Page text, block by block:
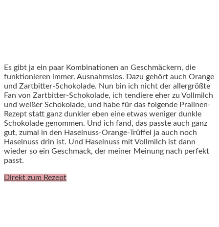
Es gibt ja ein paar Kombinationen an Geschmäckern, die
funktionieren immer. Ausnahmslos. Dazu gehört auch Orange
und Zartbitter-Schokolade. Nun bin ich nicht der allergrößte
Fan von Zartbitter-Schokolade, ich tendiere eher zu Vollmilch
und weißer Schokolade, und habe für das folgende Pralinen-
Rezept statt ganz dunkler eben eine etwas weniger dunkle
Schokolade genommen. Und ich fand, das passte auch ganz
gut, zumal in den Haselnuss-Orange-Trüffel ja auch noch
Haselnuss drin ist. Und Haselnuss mit Vollmilch ist dann
wieder so ein Geschmack, der meiner Meinung nach perfekt
passt.
Direkt zum Rezept